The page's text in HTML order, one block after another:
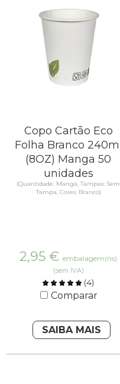
Copo Cartão Eco
Folha Branco 240ml
(8OZ) Manga 50
unidades
(Quantidade: Manga, Tampas: Sem
Tampa, Cores: Branco)
2,95 € embalagem(ns)
(sem IVA)
(4)
Comparar
SAIBA MAIS